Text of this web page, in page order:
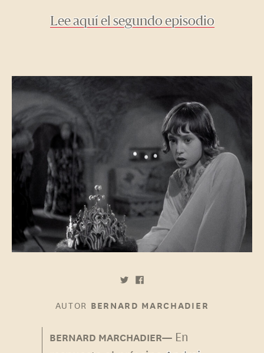
Lee aquí el segundo episodio
AUTOR BERNARD MARCHADIER
En